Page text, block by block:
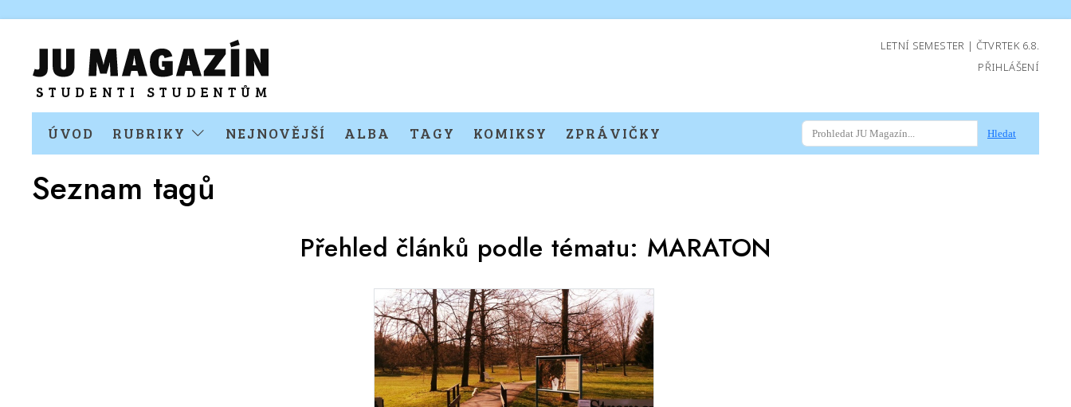
LETNÍ SEMESTER | ČTVRTEK 6.8.
PŘIHLÁŠENÍ
ÚVOD RUBRIKY NEJNOVĚJŠÍ ALBA TAGY KOMIKSY ZPRÁVIČKY Hledat
Seznam tagů
Přehled článků podle tématu: MARATON